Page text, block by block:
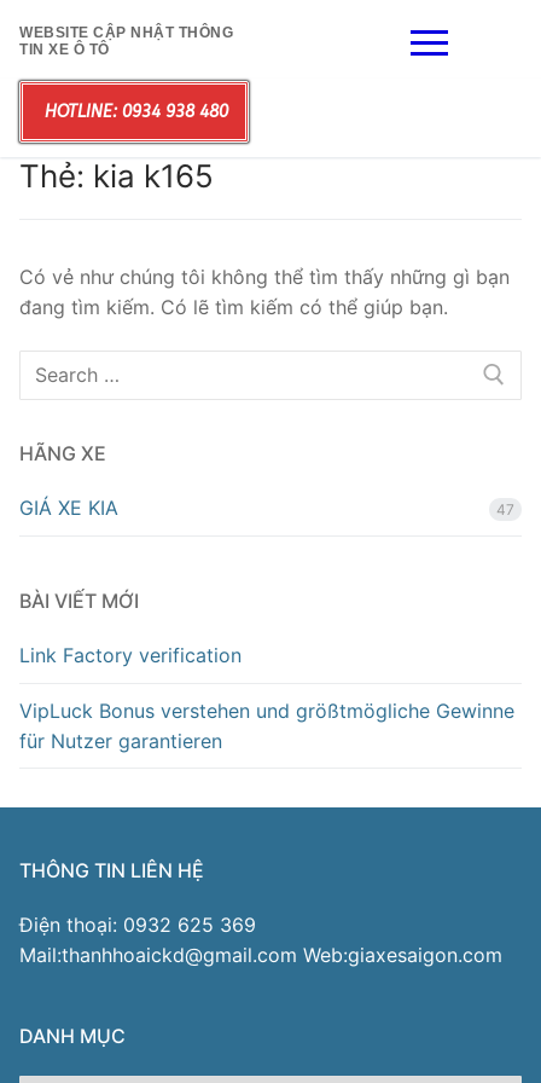
đến
nội
WEBSITE CẬP NHẬT THÔNG
TIN XE Ô TÔ
HOTLINE: 0934 938 480
Thẻ: kia k165
Có vẻ như chúng tôi không thể tìm thấy những gì bạn
đang tìm kiếm. Có lẽ tìm kiếm có thể giúp bạn.
Tìm
kiếm
HÃNG XE
GIÁ XE KIA 47
BÀI VIẾT MỚI
Link Factory verification
VipLuck Bonus verstehen und größtmögliche Gewinne
für Nutzer garantieren
THÔNG TIN LIÊN HỆ
Điện thoại: 0932 625 369
Mail:thanhhoaickd@gmail.com Web:giaxesaigon.com
DANH MỤC